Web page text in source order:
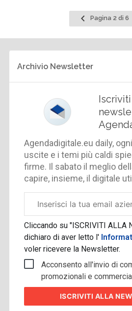
Pagina
precedente
Pagina 2 di 6
Archivio Newsletter
Agendadigitale.eu daily,
uscite e i temi più caldi
firme. Il sabato il meglio
capire, insieme, il digitale
aziendale
Cliccando su "ISCRIVITI ALLA
dichiaro di aver letto l'
voler ricevere la Newsletter.
Acconsento all'invio di
promozionali e
ISCRIVITI ALLA